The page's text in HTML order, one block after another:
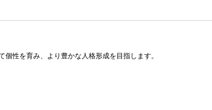
個性を育み、より豊かな人格形成を目指します。